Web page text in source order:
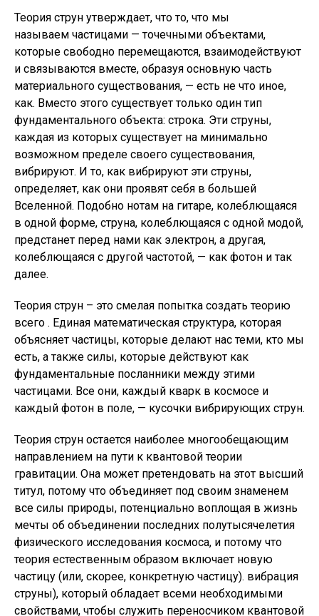
Теория струн утверждает, что то, что мы
называем частицами — точечными объектами,
которые свободно перемещаются, взаимодействуют
и связываются вместе, образуя основную часть
материального существования, — есть не что иное,
как. Вместо этого существует только один тип
фундаментального объекта: строка. Эти струны,
каждая из которых существует на минимально
возможном пределе своего существования,
вибрируют. И то, как вибрируют эти струны,
определяет, как они проявят себя в большей
Вселенной. Подобно нотам на гитаре, колеблющаяся
в одной форме, струна, колеблющаяся с одной модой,
предстанет перед нами как электрон, а другая,
колеблющаяся с другой частотой, — как фотон и так
далее.
Теория струн – это смелая попытка создать теорию
всего . Единая математическая структура, которая
объясняет частицы, которые делают нас теми, кто мы
есть, а также силы, которые действуют как
фундаментальные посланники между этими
частицами. Все они, каждый кварк в космосе и
каждый фотон в поле, — кусочки вибрирующих струн.
Теория струн остается наиболее многообещающим
направлением на пути к квантовой теории
гравитации. Она может претендовать на этот высший
титул, потому что объединяет под своим знаменем
все силы природы, потенциально воплощая в жизнь
мечты об объединении последних полутысячелетия
физического исследования космоса, и потому что
теория естественным образом включает новую
частицу (или, скорее, конкретную частицу). вибрация
струны), который обладает всеми необходимыми
свойствами, чтобы служить переносчиком квантовой